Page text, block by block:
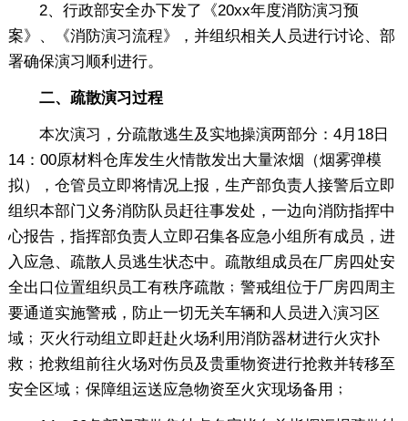
2、行政部安全办下发了《20xx年度消防演习预
案》、《消防演习流程》，并组织相关人员进行讨论、部
署确保演习顺利进行。
二、疏散演习过程
本次演习，分疏散逃生及实地操演两部分：4月18日
14：00原材料仓库发生火情散发出大量浓烟（烟雾弹模
拟），仓管员立即将情况上报，生产部负责人接警后立即
组织本部门义务消防队员赶往事发处，一边向消防指挥中
心报告，指挥部负责人立即召集各应急小组所有成员，进
入应急、疏散人员逃生状态中。疏散组成员在厂房四处安
全出口位置组织员工有秩序疏散﹔警戒组位于厂房四周主
要通道实施警戒，防止一切无关车辆和人员进入演习区
域﹔灭火行动组立即赶赴火场利用消防器材进行火灾扑
救﹔抢救组前往火场对伤员及贵重物资进行抢救并转移至
安全区域﹔保障组运送应急物资至火灾现场备用﹔